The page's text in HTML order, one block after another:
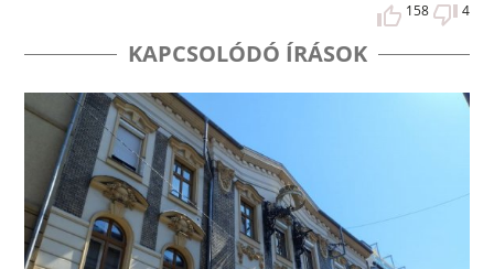
158 4
KAPCSOLÓDÓ ÍRÁSOK